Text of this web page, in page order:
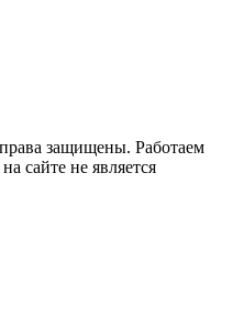
защищены. Работаем
сайте не является